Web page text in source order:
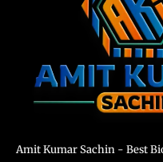
Amit Kumar Sachin - Best